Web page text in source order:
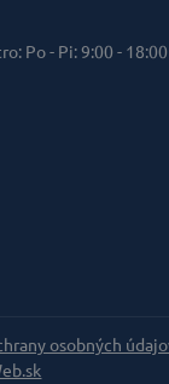
Po - Pi: 9:00 -
osobných